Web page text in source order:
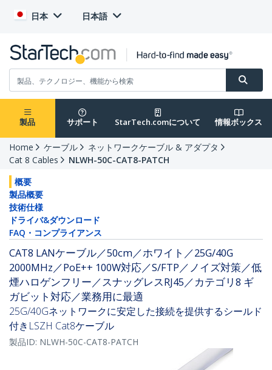
日本 日本語
製品 サポート StarTech.comについて 情報ボックス
Home ケーブル
ネットワークケーブル & アダプタ
Cat 8 Cables
NLWH-50C-CAT8-PATCH
概要
製品概要
技術仕様
ドライバ&ダウンロード
FAQ・コンプライアンス
CAT8 LANケーブル／50cm／ホワイト／25G/40G
2000MHz／PoE++ 100W対応／S/FTP／ノイズ対策／低
煙ハロゲンフリー／スナッグレスRJ45／カテゴリ8 ギ
ガビット対応／業務用に最適
25G/40Gネットワークに安定した接続を提供するシールド
付きLSZH Cat8ケーブル
製品ID: NLWH-50C-CAT8-PATCH